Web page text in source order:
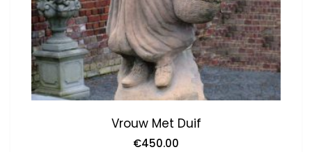
Vrouw Met Duif
€450.00